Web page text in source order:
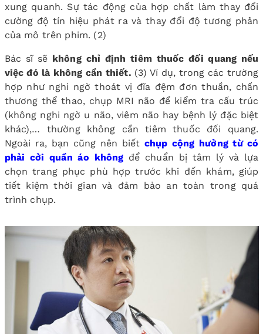
xung quanh. Sự tác động của hợp chất làm thay đổi
cường độ tín hiệu phát ra và thay đổi độ tương phản
của mô trên phim. (2)
Bác sĩ sẽ không chỉ định tiêm thuốc đối quang nếu
việc đó là không cần thiết. (3) Ví dụ, trong các trường
hợp như nghi ngờ thoát vị đĩa đệm đơn thuần, chấn
thương thể thao, chụp MRI não để kiểm tra cấu trúc
(không nghi ngờ u não, viêm não hay bệnh lý đặc biệt
khác),… thường không cần tiêm thuốc đối quang.
Ngoài ra, bạn cũng nên biết chụp cộng hưởng từ có
phải cởi quần áo không để chuẩn bị tâm lý và lựa
chọn trang phục phù hợp trước khi đến khám, giúp
tiết kiệm thời gian và đảm bảo an toàn trong quá
trình chụp.